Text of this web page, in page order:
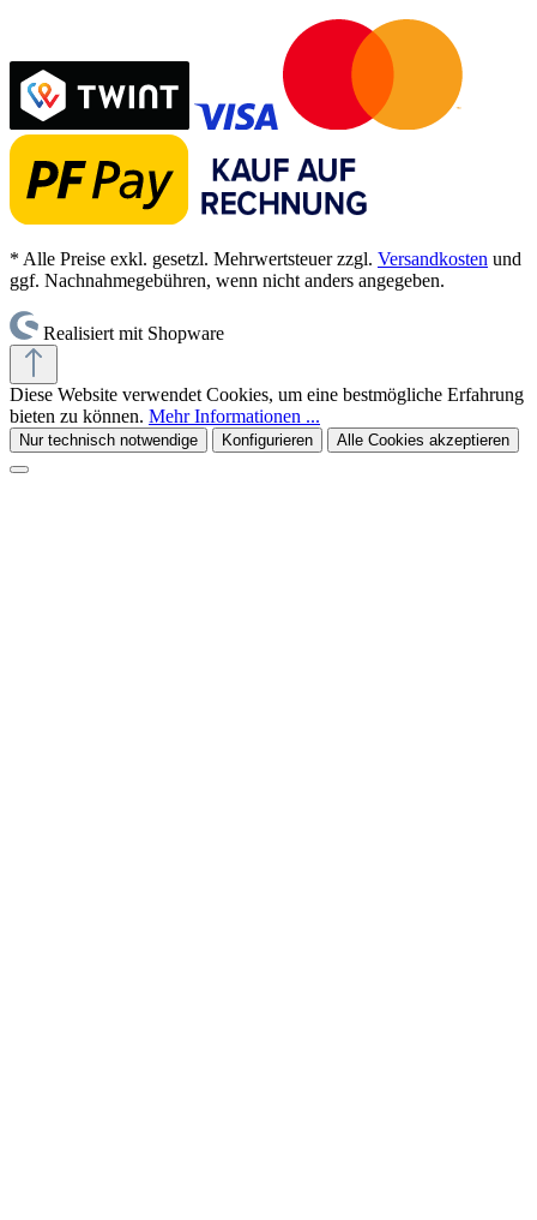
* Alle Preise exkl. gesetzl. Mehrwertsteuer zzgl. Versandkosten und
ggf. Nachnahmegebühren, wenn nicht anders angegeben.
Realisiert mit Shopware
Diese Website verwendet Cookies, um eine bestmögliche Erfahrung
bieten zu können. Mehr Informationen ...
Nur technisch notwendige Konfigurieren Alle Cookies akzeptieren